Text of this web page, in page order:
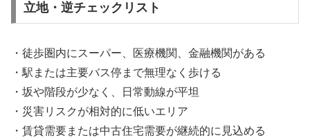
立地・逆チェックリスト
・徒歩圏内にスーパー、医療機関、金融機関がある
・駅または主要バス停まで無理なく歩ける
・坂や階段が少なく、日常動線が平坦
・災害リスクが相対的に低いエリア
・賃貸需要または中古住宅需要が継続的に見込める